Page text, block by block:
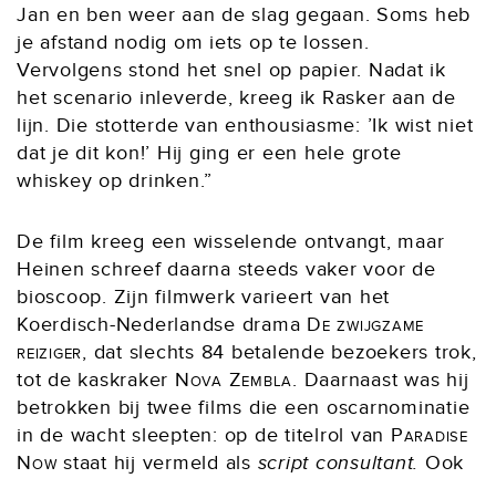
Jan en ben weer aan de slag gegaan. Soms heb
je afstand nodig om iets op te lossen.
Vervolgens stond het snel op papier. Nadat ik
het scenario inleverde, kreeg ik Rasker aan de
lijn. Die stotterde van enthousiasme: ’Ik wist niet
dat je dit kon!’ Hij ging er een hele grote
whiskey op drinken.”
De film kreeg een wisselende ontvangt, maar
Heinen schreef daarna steeds vaker voor de
bioscoop. Zijn filmwerk varieert van het
Koerdisch-Nederlandse drama De zwijgzame
reiziger, dat slechts 84 betalende bezoekers trok,
tot de kaskraker Nova Zembla. Daarnaast was hij
betrokken bij twee films die een oscarnominatie
in de wacht sleepten: op de titelrol van Paradise
Nowstaat hij vermeld als script consultant. Ook